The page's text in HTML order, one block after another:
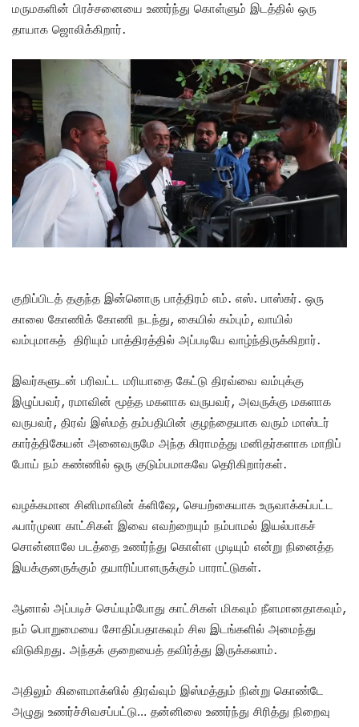
மருமகளின் பிரச்சனையை உணர்ந்து கொள்ளும் இடத்தில் ஒரு
தாயாக ஜொலிக்கிறார்.
குறிப்பிடத் தகுந்த இன்னொரு பாத்திரம் எம். எஸ். பாஸ்கர். ஒரு
காலை கோணிக் கோணி நடந்து, கையில் கம்பும், வாயில்
வம்புமாகத் திரியும் பாத்திரத்தில் அப்படியே வாழ்ந்திருக்கிறார்.
இவர்களுடன் பரிவட்ட மரியாதை கேட்டு திரவ்வை வம்புக்கு
இழுப்பவர், ரமாவின் மூத்த மகளாக வருபவர், அவருக்கு மகளாக
வருபவர், திரவ் இஸ்மத் தம்பதியின் குழந்தையாக வரும் மாஸ்டர்
கார்த்திகேயன் அனைவருமே அந்த கிராமத்து மனிதர்களாக மாறிப்
போய் நம் கண்ணில் ஒரு குடும்பமாகவே தெரிகிறார்கள்.
வழக்கமான சினிமாவின் க்ளிஷே, செயற்கையாக உருவாக்கப்பட்ட
ஃபார்முலா காட்சிகள் இவை எவற்றையும் நம்பாமல் இயல்பாகச்
சொன்னாலே படத்தை உணர்ந்து கொள்ள முடியும் என்று நினைத்த
இயக்குனருக்கும் தயாரிப்பாளருக்கும் பாராட்டுகள்.
ஆனால் அப்படிச் செய்யும்போது காட்சிகள் மிகவும் நீளமானதாகவும்,
நம் பொறுமையை சோதிப்பதாகவும் சில இடங்களில் அமைந்து
விடுகிறது. அந்தக் குறையைத் தவிர்த்து இருக்கலாம்.
அதிலும் கிளைமாக்ஸில் திரவ்வும் இஸ்மத்தும் நின்று கொண்டே
அழுது உணர்ச்சிவசப்பட்டு… தன்னிலை உணர்ந்து சிரித்து நிறைவு